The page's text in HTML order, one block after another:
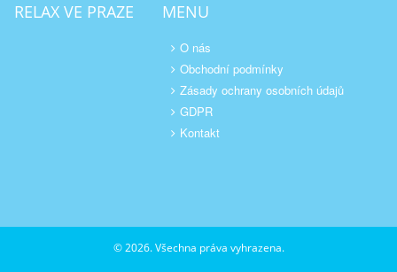
RELAX VE PRAZE MENU
O nás
Obchodní podmínky
Zásady ochrany osobních údajů
GDPR
Kontakt
© 2026. Všechna práva vyhrazena.